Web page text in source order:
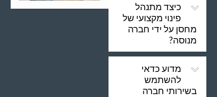
כיצד מתנהל
פינוי מקצועי של
מחסן על ידי חברה
מנוסה?
מדוע כדאי
להשתמש
בשירותי חברה